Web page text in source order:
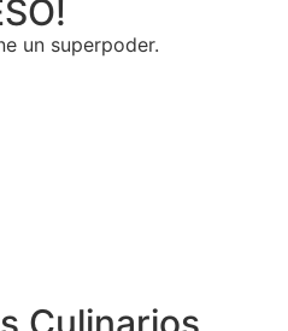
un superpoder.
Culinarios